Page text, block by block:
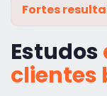
Fortes
Estudos
clientes